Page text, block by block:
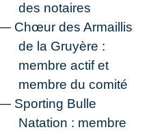
des notaires
Chœur des Armaillis
de la Gruyère :
membre actif et
membre du comité
Sporting Bulle
Natation : membre